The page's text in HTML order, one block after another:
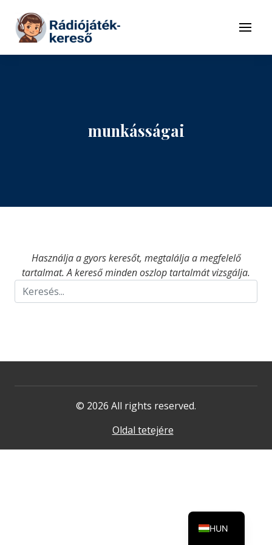
Tovább a tartalomhoz
Menü
munkásságai
Használja a gyors keresőt, megtalálja a megfelelő
tartalmat. A kereső minden oszlop tartalmát vizsgálja.
© 2026 All rights reserved.
Oldal tetejére
HUN